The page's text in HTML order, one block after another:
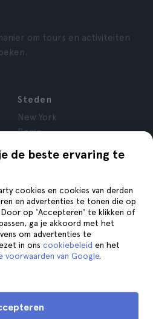
de beste ervaring te
cookies en cookies van derden
en advertenties te tonen die op
Door op 'Accepteren' te klikken of
ga je akkoord met het
om advertenties te
in ons cookiebeleid en het
voorwaarden van Google.
om tours en activiteiten
Steden
New York
Rome
Londen
Krakau
Tenerife
Volg ons op